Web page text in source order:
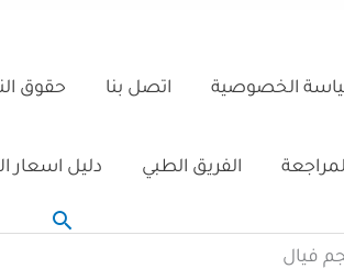
الخصوصية اتصل بنا حقوق
الفريق الطبي دليل اسعار
البحث